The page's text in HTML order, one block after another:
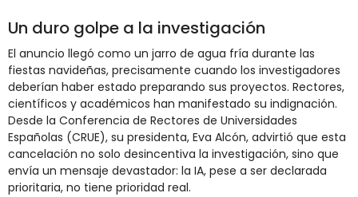
Un duro golpe a la investigación
El anuncio llegó como un jarro de agua fría durante las
fiestas navideñas, precisamente cuando los investigadores
deberían haber estado preparando sus proyectos. Rectores,
científicos y académicos han manifestado su indignación.
Desde la Conferencia de Rectores de Universidades
Españolas (CRUE), su presidenta, Eva Alcón, advirtió que esta
cancelación no solo desincentiva la investigación, sino que
envía un mensaje devastador: la IA, pese a ser declarada
prioritaria, no tiene prioridad real.